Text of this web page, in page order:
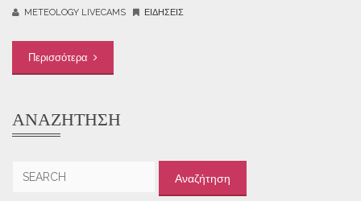
METEOLOGY LIVECAMS ΕΙΔΉΣΕΙΣ
Περισσότερα
ΑΝΑΖΉΤΗΣΗ